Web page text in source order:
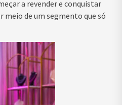
a revender e conquistar
meio de um segmento que só